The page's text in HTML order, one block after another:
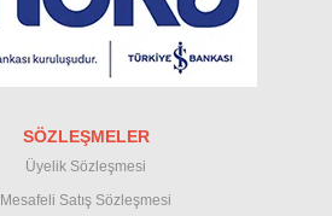
SÖZLEŞMELER
Üyelik Sözleşmesi
Mesafeli Satış Sözleşmesi